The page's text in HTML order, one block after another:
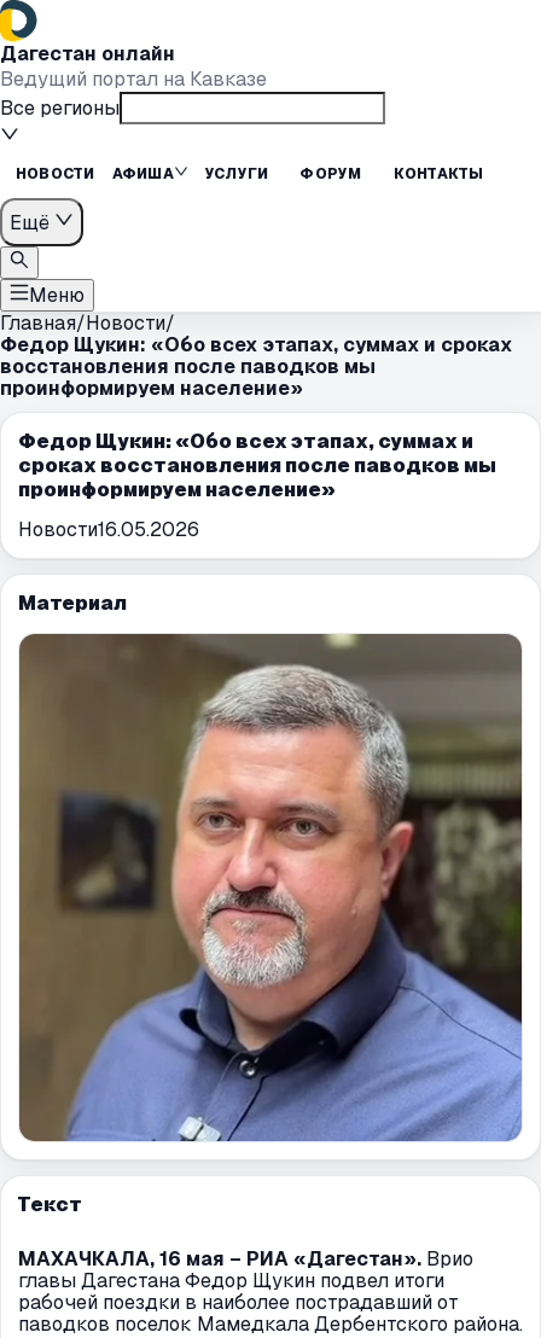
Дагестан онлайн
Ведущий портал на Кавказе
Все регионы
НОВОСТИ АФИША УСЛУГИ ФОРУМ КОНТАКТЫ
Ещё
Меню
Главная/Новости/
Федор Щукин: «Обо всех этапах, суммах и сроках
восстановления после паводков мы
проинформируем население»
Федор Щукин: «Обо всех этапах, суммах и
сроках восстановления после паводков мы
проинформируем население»
Новости16.05.2026
Материал
Текст
МАХАЧКАЛА, 16 мая – РИА «Дагестан». Врио
главы Дагестана Федор Щукин подвел итоги
рабочей поездки в наиболее пострадавший от
паводков поселок Мамедкала Дербентского района.